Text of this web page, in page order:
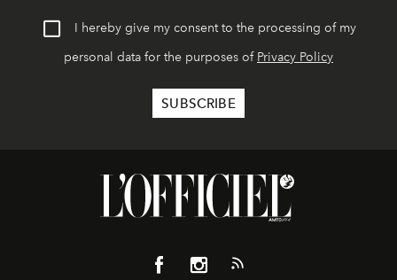
I hereby give my consent to the processing of my
personal data for the purposes of Privacy Policy